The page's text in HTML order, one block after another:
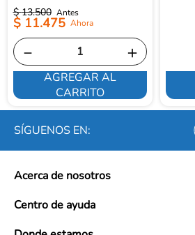
$ 13.500
$ 11.475
＋
－
AGREGAR AL
CARRITO
SÍGUENOS EN:
Acerca de nosotros
Misión
Centro de ayuda